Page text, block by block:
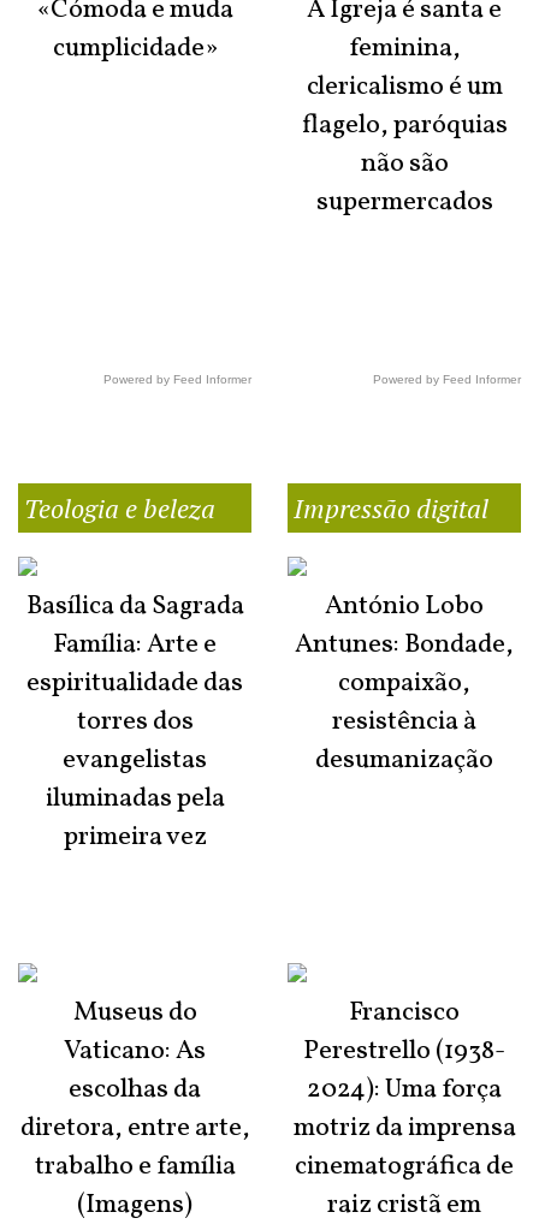
«Cómoda e muda
cumplicidade»
Powered by Feed Informer
A Igreja é santa e
feminina,
clericalismo é um
flagelo, paróquias
não são
supermercados
Powered by Feed Informer
Teologia e beleza
Basílica da Sagrada
Família: Arte e
espiritualidade das
torres dos
evangelistas
iluminadas pela
primeira vez
Museus do
Vaticano: As
escolhas da
diretora, entre arte,
trabalho e família
(Imagens)
Impressão digital
António Lobo
Antunes: Bondade,
compaixão,
resistência à
desumanização
Francisco
Perestrello (1938-
2024): Uma força
motriz da imprensa
cinematográfica de
raiz cristã em